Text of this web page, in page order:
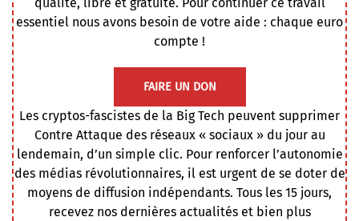
qualité, libre et gratuite. Pour continuer ce travail
essentiel nous avons besoin de votre aide : chaque euro
compte !
FAIRE UN DON
Les cryptos-fascistes de la Big Tech peuvent supprimer
Contre Attaque des réseaux « sociaux » du jour au
lendemain, d’un simple clic. Pour renforcer l’autonomie
des médias révolutionnaires, il est urgent de se doter de
moyens de diffusion indépendants. Tous les 15 jours,
recevez nos dernières actualités et bien plus